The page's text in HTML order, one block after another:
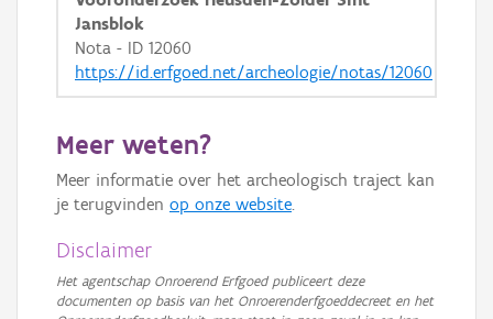
Jansblok
Nota - ID 12060
https://id.erfgoed.net/archeologie/notas/12060
Meer weten?
Meer informatie over het archeologisch traject kan
je terugvinden op onze website.
Disclaimer
Het agentschap Onroerend Erfgoed publiceert deze
documenten op basis van het Onroerenderfgoeddecreet en het